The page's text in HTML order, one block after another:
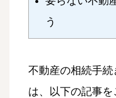
う
不動産の相続手
は、以下の記事を